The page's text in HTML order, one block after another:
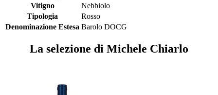
Vitigno
Nebbiolo
Tipologia
Rosso
Denominazione Estesa Barolo DOCG
La selezione di Michele Chiarlo